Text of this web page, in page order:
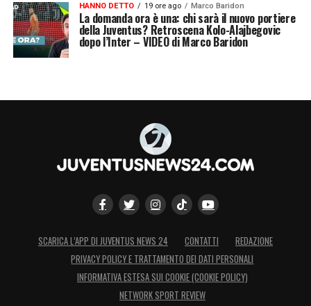
HANNO DETTO 19 ore ago Marco Baridon
La domanda ora è una: chi sarà il nuovo portiere
della Juventus? Retroscena Kolo-Alajbegovic
dopo l’Inter – VIDEO di Marco Baridon
SCARICA L’APP DI JUVENTUS NEWS 24 CONTATTI
REDAZIONE
PRIVACY POLICY E TRATTAMENTO DEI DATI PERSONALI
INFORMATIVA ESTESA SUI COOKIE (COOKIE POLICY)
NETWORK SPORT REVIEW